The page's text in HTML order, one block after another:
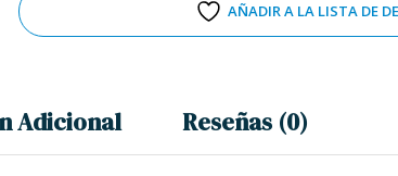
AÑADIR A LA LISTA DE
Adicional Reseñas (0)